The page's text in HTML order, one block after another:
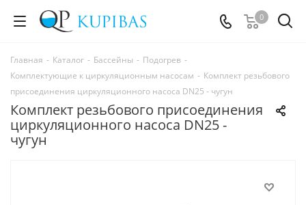
0
Главная - Каталог - Бассейны - Подогрев -
Комплектующие к циркуляционным насосам - Комплект резьбового
присоединения циркуляционного насоса DN25 - чугун
Комплект резьбового присоединения
циркуляционного насоса DN25 -
чугун